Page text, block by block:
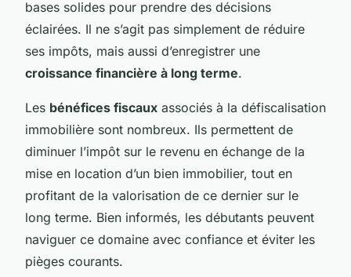
bases solides pour prendre des décisions
éclairées. Il ne s’agit pas simplement de réduire
ses impôts, mais aussi d’enregistrer une
croissance financière à long terme.
Les bénéfices fiscaux associés à la défiscalisation
immobilière sont nombreux. Ils permettent de
diminuer l’impôt sur le revenu en échange de la
mise en location d’un bien immobilier, tout en
profitant de la valorisation de ce dernier sur le
long terme. Bien informés, les débutants peuvent
naviguer ce domaine avec confiance et éviter les
pièges courants.